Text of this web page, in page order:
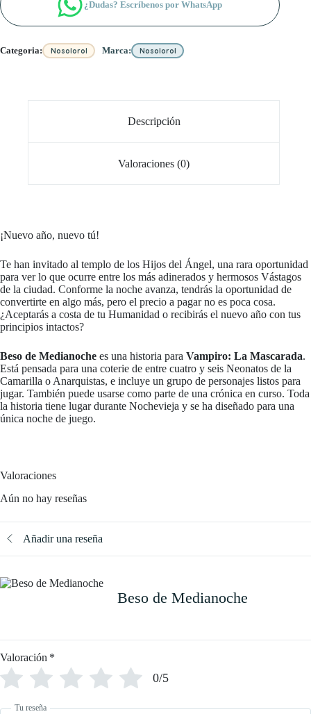
¿Dudas? Escríbenos por WhatsApp
Categoria: Nosolorol Marca: Nosolorol
Descripción
Valoraciones (0)
¡Nuevo año, nuevo tú!
Te han invitado al templo de los Hijos del Ángel, una rara oportunidad
para ver lo que ocurre entre los más adinerados y hermosos Vástagos
de la ciudad. Conforme la noche avanza, tendrás la oportunidad de
convertirte en algo más, pero el precio a pagar no es poca cosa.
¿Aceptarás a costa de tu Humanidad o recibirás el nuevo año con tus
principios intactos?
Beso de Medianoche es una historia para Vampiro: La Mascarada.
Está pensada para una coterie de entre cuatro y seis Neonatos de la
Camarilla o Anarquistas, e incluye un grupo de personajes listos para
jugar. También puede usarse como parte de una crónica en curso. Toda
la historia tiene lugar durante Nochevieja y se ha diseñado para una
única noche de juego.
Valoraciones
Aún no hay reseñas
Añadir una reseña
Beso de Medianoche
Valoración *
0/5
Tu reseña